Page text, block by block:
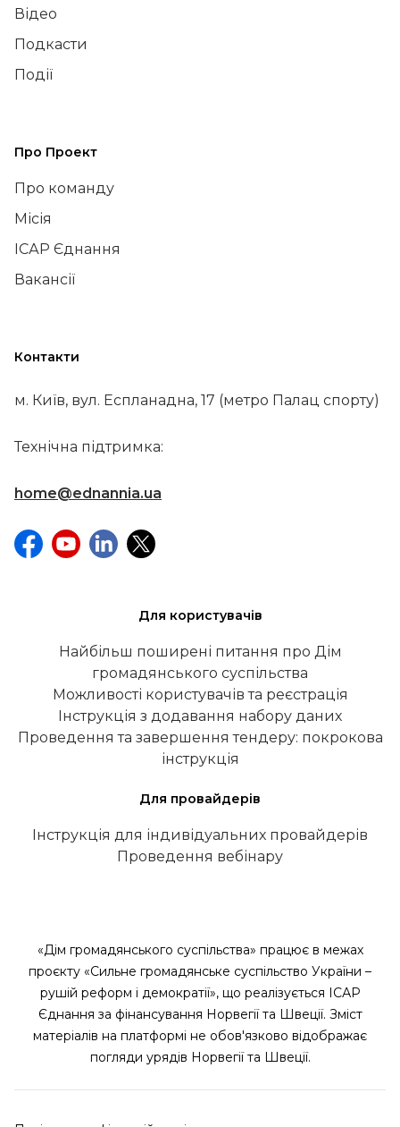
Відео
Подкасти
Події
Про Проект
Про команду
Місія
ІСАР Єднання
Вакансії
Контакти
м. Київ, вул. Еспланадна, 17 (метро Палац спорту)
Технічна підтримка:
home@ednannia.ua
Для користувачів
Найбільш поширені питання про Дім
громадянського суспільства
Можливості користувачів та реєстрація
Інструкція з додавання набору даних
Проведення та завершення тендеру: покрокова
інструкція
Для провайдерів
Інструкція для індивідуальних провайдерів
Проведення вебінару
«Дім громадянського суспільства» працює в межах
проєкту «Сильне громадянське суспільство України –
рушій реформ і демократії», що реалізується ІСАР
Єднання за фінансування Норвегії та Швеції. Зміст
матеріалів на платформі не обов'язково відображає
погляди урядів Норвегії та Швеції.